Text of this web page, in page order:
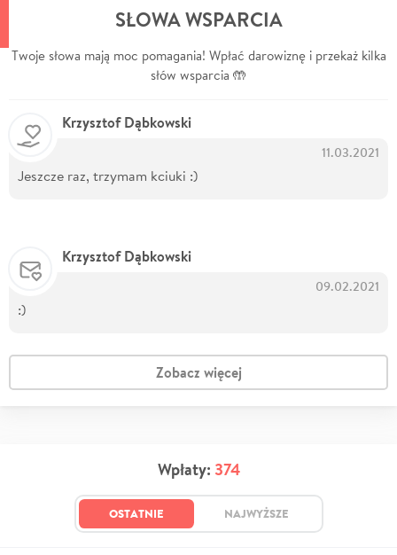
SŁOWA WSPARCIA
Twoje słowa mają moc pomagania! Wpłać darowiznę i przekaż kilka
słów wsparcia 🤲
Krzysztof Dąbkowski
11.03.2021
Jeszcze raz, trzymam kciuki :)
Krzysztof Dąbkowski
09.02.2021
:)
Zobacz więcej
Wpłaty: 374
OSTATNIE NAJWYŻSZE